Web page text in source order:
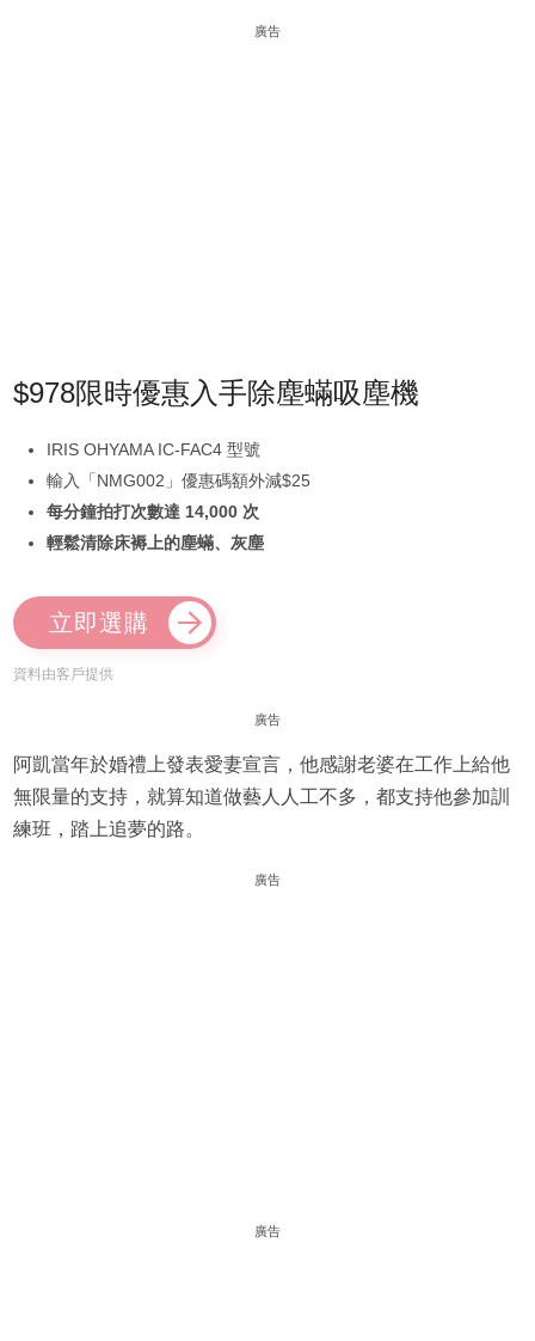
廣告
$978限時優惠入手除塵蟎吸塵機
IRIS OHYAMA IC-FAC4 型號
輸入「NMG002」優惠碼額外減$25
每分鐘拍打次數達 14,000 次
輕鬆清除床褥上的塵蟎、灰塵
立即選購
資料由客戶提供
廣告
阿凱當年於婚禮上發表愛妻宣言，他感謝老婆在工作上給他
無限量的支持，就算知道做藝人人工不多，都支持他參加訓
練班，踏上追夢的路。
廣告
廣告